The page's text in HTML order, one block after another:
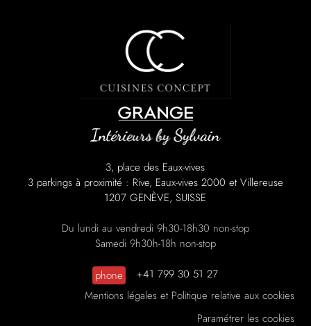
3, place des Eaux-vives
3 parkings à proximité : Rive, Eaux-vives 2000 et Villereuse
1207 GENÈVE, SUISSE
Du lundi au vendredi 9h30-18h30 non-stop
Samedi 9h30h-18h non-stop
phone
+41 799 30 51 27
Mentions légales et Politique relative aux cookies
Paramétrer les cookies